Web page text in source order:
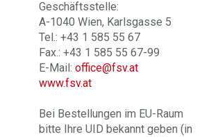
Geschäftsstelle:
A-1040 Wien, Karlsgasse 5
Tel.: +43 1 585 55 67
Fax.: +43 1 585 55 67-99
E-Mail: office@fsv.at
www.fsv.at
Bei Bestellungen im EU-Raum
bitte Ihre UID bekannt geben (in